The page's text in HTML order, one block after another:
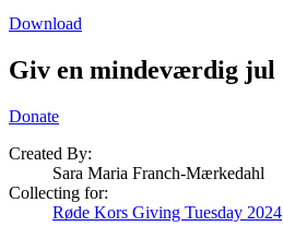
Download
Giv en mindeværdig jul
Donate
Created By:
Sara Maria Franch-Mærkedahl
Collecting for:
Røde Kors Giving Tuesday 2024